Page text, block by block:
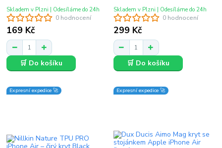
0 hodnocení
169 Kč
Skladem v Plzni | Odesíláme do 24h
🛒 Do košíku
0 hodnocení
299 Kč
Skladem v Plzni | Odesíláme do 24h
🛒 Do košíku
Expresní expedice 🚀 Expresní expedice 🚀